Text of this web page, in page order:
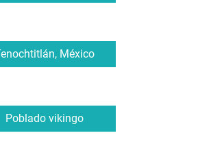
México
Poblado vikingo